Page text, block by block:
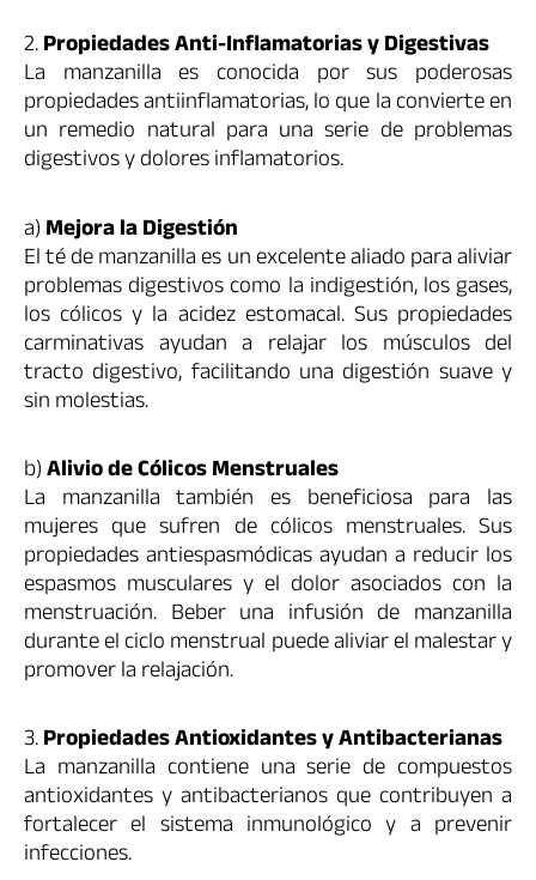
2.Propiedades Anti-Inflamatorias y Digestivas
La manzanilla es conocida por sus poderosas
propiedades antiinflamatorias, lo que la convierte en
un remedio natural para una serie de problemas
digestivos y dolores inflamatorios.
a)Mejora la Digestión
El té de manzanilla es un excelente aliado para aliviar
problemas digestivos como la indigestión, los gases,
los cólicos y la acidez estomacal. Sus propiedades
carminativas ayudan a relajar los músculos del
tracto digestivo, facilitando una digestión suave y
sin molestias.
b)Alivio de Cólicos Menstruales
La manzanilla también es beneficiosa para las
mujeres que sufren de cólicos menstruales. Sus
propiedades antiespasmódicas ayudan a reducir los
espasmos musculares y el dolor asociados con la
menstruación. Beber una infusión de manzanilla
durante el ciclo menstrual puede aliviar el malestar y
promover la relajación.
3.Propiedades Antioxidantes y Antibacterianas
La manzanilla contiene una serie de compuestos
antioxidantes y antibacterianos que contribuyen a
fortalecer el sistema inmunológico y a prevenir
infecciones.